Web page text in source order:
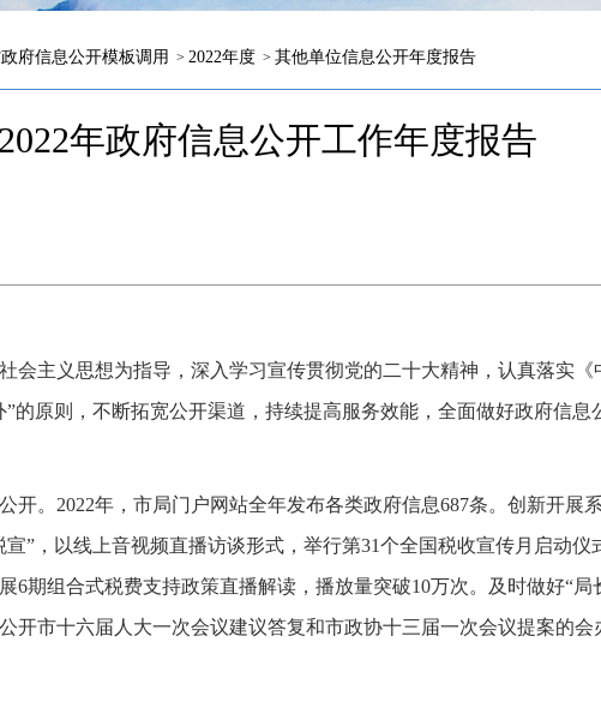
府信息公开模板调用 > 2022年度 > 其他单位信息公开年度报告
年政府信息公开工作年度报告
会主义思想为指导，深入学习宣传贯彻党的二十大精神，认真落实《
原则，不断拓宽公开渠道，持续提高服务效能，全面做好政府信息
开。2022年，市局门户网站全年发布各类政府信息687条。创新开展
”，以线上音视频直播访谈形式，举行第31个全国税收宣传月启动仪
期组合式税费支持政策直播解读，播放量突破10万次。及时做好“局
市十六届人大一次会议建议答复和市政协十三届一次会议提案的会